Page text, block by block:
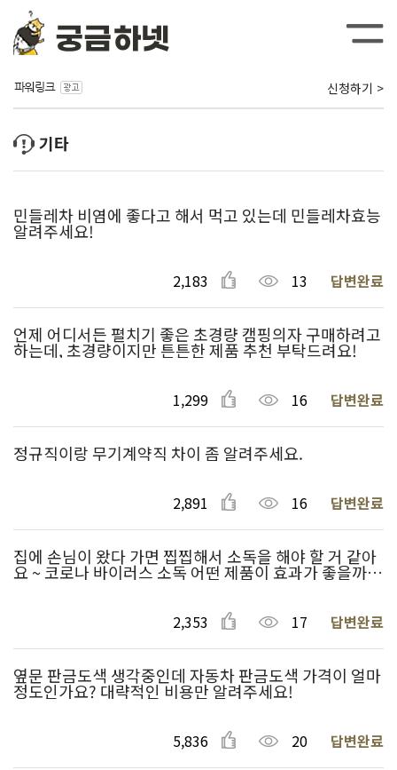
신청하기 >
기타
민들레차 비염에 좋다고 해서 먹고 있는데 민들레차효능
알려주세요!
2,183 13 답변완료
언제 어디서든 펼치기 좋은 초경량 캠핑의자 구매하려고
하는데, 초경량이지만 튼튼한 제품 추천 부탁드려요!
1,299 16 답변완료
정규직이랑 무기계약직 차이 좀 알려주세요.
2,891 16 답변완료
집에 손님이 왔다 가면 찝찝해서 소독을 해야 할 거 같아
요 ~ 코로나 바이러스 소독 어떤 제품이 효과가 좋을까
2,353 17 답변완료
옆문 판금도색 생각중인데 자동차 판금도색 가격이 얼마
정도인가요? 대략적인 비용만 알려주세요!
5,836 20 답변완료